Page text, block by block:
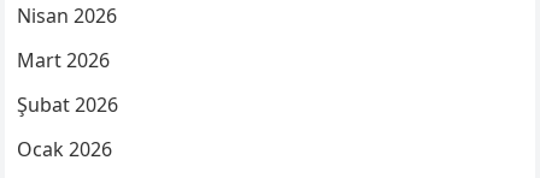
Nisan 2026
Mart 2026
Şubat 2026
Ocak 2026